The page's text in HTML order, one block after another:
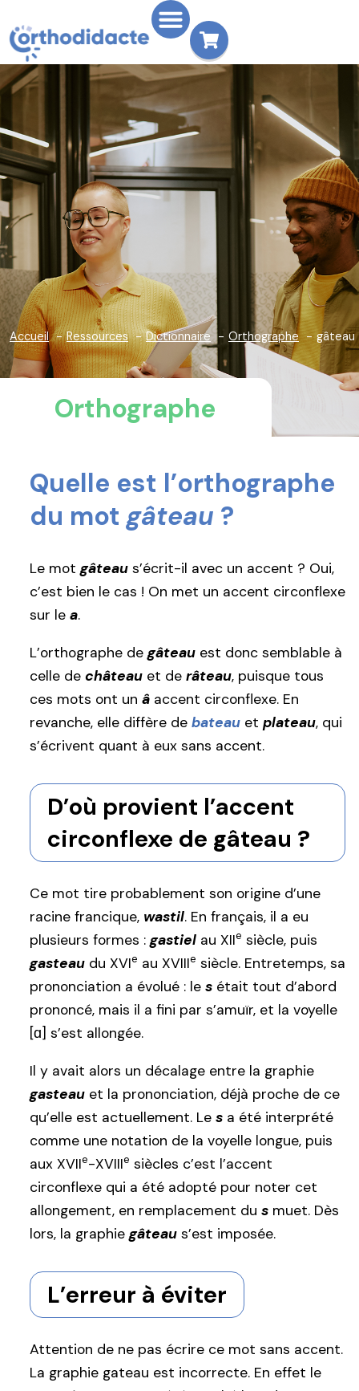
Accueil Ressources Dictionnaire Orthographe gâteau
Orthographe
Quelle est l’orthographe
du motgâteau ?
Le mot gâteau s’écrit-il avec un accent ? Oui,
c’est bien le cas ! On met un accent circonflexe
sur le a.
L’orthographe de gâteau est donc semblable à
celle de château et de râteau, puisque tous
ces mots ont un â accent circonflexe. En
revanche, elle diffère de bateau et plateau, qui
s’écrivent quant à eux sans accent.
D’où provient l’accent
circonflexe de gâteau ?
Ce mot tire probablement son origine d’une
racine francique, wastil. En français, il a eu
plusieurs formes : gastiel au XIIe siècle, puis
gasteau du XVIe au XVIIIe siècle. Entretemps, sa
prononciation a évolué : le s était tout d’abord
prononcé, mais il a fini par s’amuïr, et la voyelle
[ɑ] s’est allongée.
Il y avait alors un décalage entre la graphie
gasteau et la prononciation, déjà proche de ce
qu’elle est actuellement. Le s a été interprété
comme une notation de la voyelle longue, puis
aux XVIIe-XVIIIe siècles c’est l’accent
circonflexe qui a été adopté pour noter cet
allongement, en remplacement du s muet. Dès
lors, la graphie gâteau s’est imposée.
L’erreur à éviter
Attention de ne pas écrire ce mot sans accent.
La graphie gateau est incorrecte. En effet le